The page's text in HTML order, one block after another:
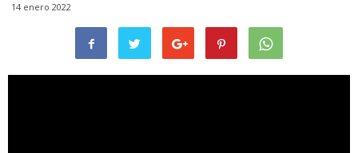
14 enero 2022